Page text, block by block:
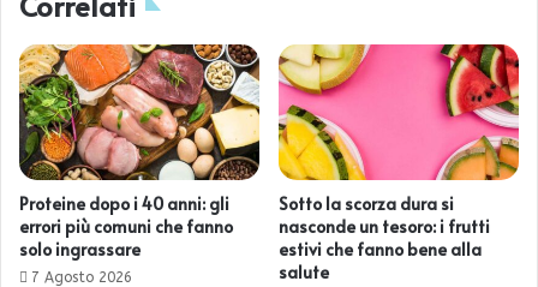
Proteine dopo i 40 anni: gli
errori più comuni che fanno
solo ingrassare
7 Agosto 2026
Sotto la scorza dura si
nasconde un tesoro: i frutti
estivi che fanno bene alla
salute